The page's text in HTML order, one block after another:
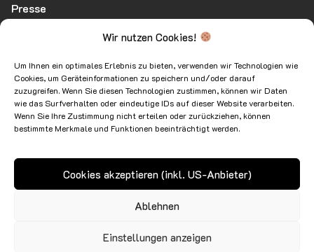
Wir nutzen Cookies!
Um Ihnen ein optimales Erlebnis zu bieten, verwenden wir Technologien wie
Cookies, um Geräteinformationen zu speichern und/oder darauf
zuzugreifen. Wenn Sie diesen Technologien zustimmen, können wir Daten
wie das Surfverhalten oder eindeutige IDs auf dieser Website verarbeiten.
Wenn Sie Ihre Zustimmung nicht erteilen oder zurückziehen, können
bestimmte Merkmale und Funktionen beeinträchtigt werden.
Cookies akzeptieren (inkl. US-Anbieter)
Ablehnen
Einstellungen anzeigen
Presse
Barrierefreiheit
Datenschutz
Widerrufsbelehrung
Impressum